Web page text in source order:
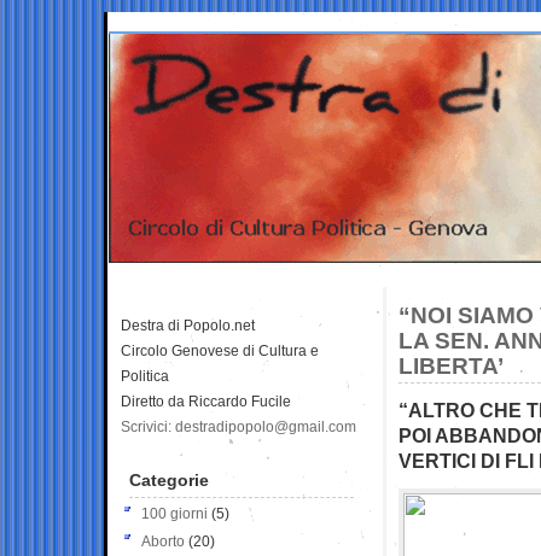
“NOI
LA SEN.
LIBERTA’
“ALTRO CHE
POI
VERTICI DI
Destra di Popolo.net
Circolo Genovese di Cultura e
Politica
Diretto da Riccardo Fucile
Scrivici: destradipopolo@gmail.com
Categorie
100 giorni (5)
Aborto (20)